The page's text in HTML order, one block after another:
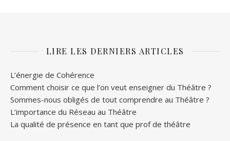
LIRE LES DERNIERS ARTICLES
L’énergie de Cohérence
Comment choisir ce que l’on veut enseigner du Théâtre ?
Sommes-nous obligés de tout comprendre au Théâtre ?
L’importance du Réseau au Théâtre
La qualité de présence en tant que prof de théâtre